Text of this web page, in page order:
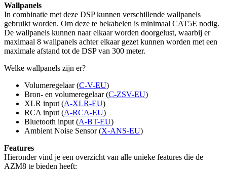
Wallpanels
In combinatie met deze DSP kunnen verschillende wallpanels
gebruikt worden. Om deze te bekabelen is minimaal CAT5E nodig.
De wallpanels kunnen naar elkaar worden doorgelust, waarbij er
maximaal 8 wallpanels achter elkaar gezet kunnen worden met een
maximale afstand tot de DSP van 300 meter.
Welke wallpanels zijn er?
Volumeregelaar (C-V-EU)
Bron- en volumeregelaar (C-ZSV-EU)
XLR input (A-XLR-EU)
RCA input (A-RCA-EU)
Bluetooth input (A-BT-EU)
Ambient Noise Sensor (X-ANS-EU)
Features
Hieronder vind je een overzicht van alle unieke features die de
AZM8 te bieden heeft: